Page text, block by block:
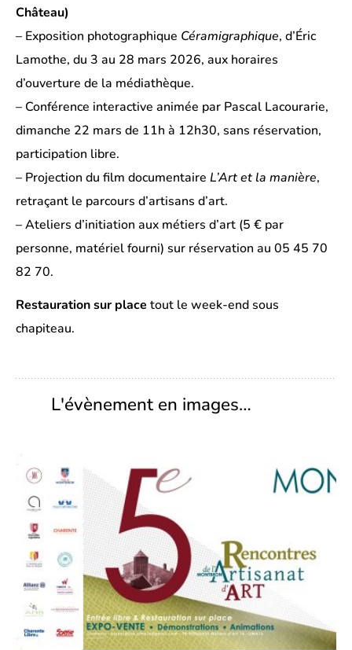
Château)
– Exposition photographique Céramigraphique, d’Éric
Lamothe, du 3 au 28 mars 2026, aux horaires
d’ouverture de la médiathèque.
– Conférence interactive animée par Pascal Lacourarie,
dimanche 22 mars de 11h à 12h30, sans réservation,
participation libre.
– Projection du film documentaire L’Art et la manière,
retraçant le parcours d’artisans d’art.
– Ateliers d’initiation aux métiers d’art (5 € par
personne, matériel fourni) sur réservation au 05 45 70
82 70.
Restauration sur place tout le week-end sous
chapiteau.
L'évènement en images…